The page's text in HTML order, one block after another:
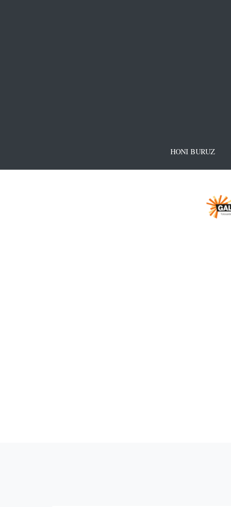
HONI BURUZ